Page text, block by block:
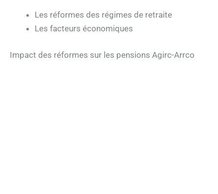
Les réformes des régimes de retraite
Les facteurs économiques
Impact des réformes sur les pensions Agirc-Arrco